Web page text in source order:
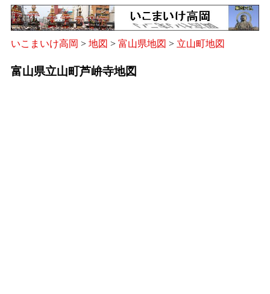
いこまいけ高岡 > 地図 > 富山県地図 > 立山町地図
富山県立山町芦峅寺地図